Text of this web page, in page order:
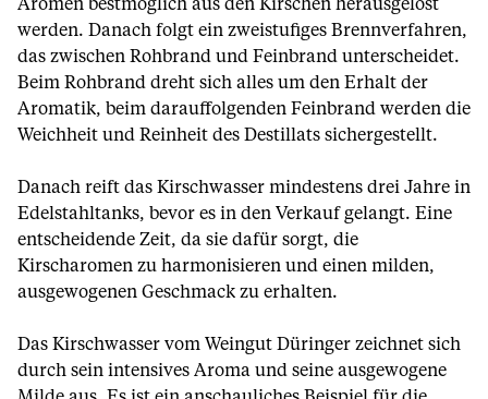
Aromen bestmöglich aus den Kirschen herausgelöst
werden. Danach folgt ein zweistufiges Brennverfahren,
das zwischen Rohbrand und Feinbrand unterscheidet.
Beim Rohbrand dreht sich alles um den Erhalt der
Aromatik, beim darauffolgenden Feinbrand werden die
Weichheit und Reinheit des Destillats sichergestellt.
Danach reift das Kirschwasser mindestens drei Jahre in
Edelstahltanks, bevor es in den Verkauf gelangt. Eine
entscheidende Zeit, da sie dafür sorgt, die
Kirscharomen zu harmonisieren und einen milden,
ausgewogenen Geschmack zu erhalten.
Das Kirschwasser vom Weingut Düringer zeichnet sich
durch sein intensives Aroma und seine ausgewogene